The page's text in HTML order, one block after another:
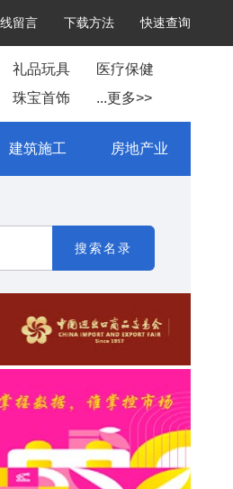
留言 下载方法 快速查询
礼品玩具
医疗保健
珠宝首饰 ...更多>>
建筑施工 房地产业
搜索名录